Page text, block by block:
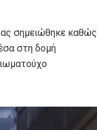
σημειώθηκε καθώς
στη δομή